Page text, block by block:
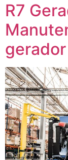
R7
gerador